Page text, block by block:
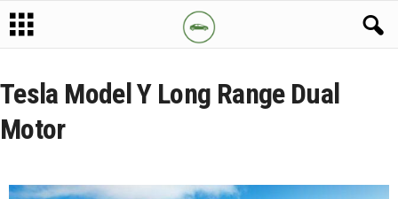
Tesla Model Y Long Range Dual
Motor